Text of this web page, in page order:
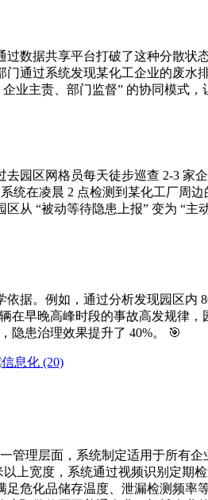
数据共享平台打破了这种分散
通过系统发现某化工企业的废水
业主责、部门监督” 的协同模式，
园区网格员每天徒步巡查 2-3 家
在凌晨 2 点检测到某化工厂周
“被动等待隐患上报” 变为 “主
据。例如，通过分析发现园区内
早晚高峰时段的事故高发规律
隐患治理效果提升了 40%。 🎯
管理层面，系统制定适用于所有
上宽度，系统通过视频识别定期
危化品储存温度、泄漏检测频